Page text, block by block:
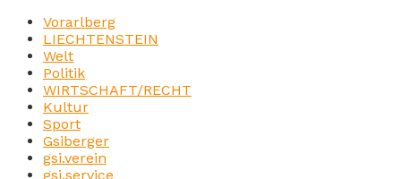
Vorarlberg
LIECHTENSTEIN
Welt
Politik
WIRTSCHAFT/RECHT
Kultur
Sport
Gsiberger
gsi.verein
gsi.service